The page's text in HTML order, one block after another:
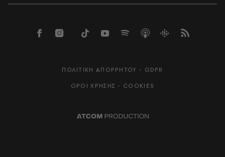
ΠΟΛΙΤΙΚΗ ΑΠΟΡΡΗΤΟΥ - GDPR
ΟΡΟΙ ΧΡΗΣΗΣ - COOKIES